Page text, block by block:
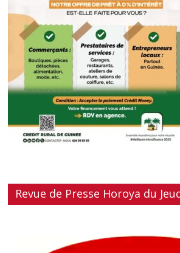
Revue de Presse Horoya du